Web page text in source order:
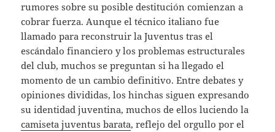
rumores sobre su posible destitución comienzan a
cobrar fuerza. Aunque el técnico italiano fue
llamado para reconstruir la Juventus tras el
escándalo financiero y los problemas estructurales
del club, muchos se preguntan si ha llegado el
momento de un cambio definitivo. Entre debates y
opiniones divididas, los hinchas siguen expresando
su identidad juventina, muchos de ellos luciendo la
camiseta juventus barata, reflejo del orgullo por el